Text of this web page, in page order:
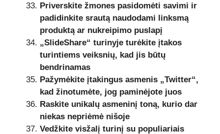
Priverskite žmones pasidomėti savimi ir
padidinkite srautą naudodami linksmą
produktą ar nukreipimo puslapį
„SlideShare“ turinyje turėkite įtakos
turintiems veiksnių, kad jis būtų
bendrinamas
Pažymėkite įtakingus asmenis „Twitter“,
kad žinotumėte, jog paminėjote juos
Raskite unikalų asmeninį toną, kurio dar
niekas nepriėmė nišoje
Vedžkite visžalį turinį su populiariais